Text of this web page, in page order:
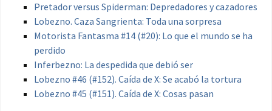
Pretador versus Spiderman: Depredadores y cazadores
Lobezno. Caza Sangrienta: Toda una sorpresa
Motorista Fantasma #14 (#20): Lo que el mundo se ha
perdido
Inferbezno: La despedida que debió ser
Lobezno #46 (#152). Caída de X: Se acabó la tortura
Lobezno #45 (#151). Caída de X: Cosas pasan